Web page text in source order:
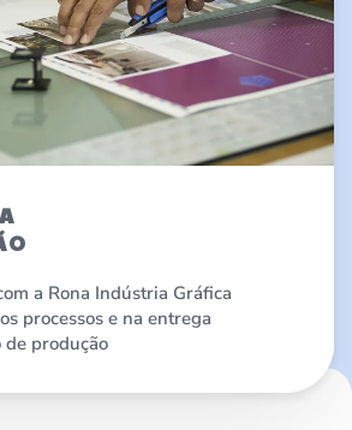
a Rona Indústria Gráfica
processos e na entrega
produção